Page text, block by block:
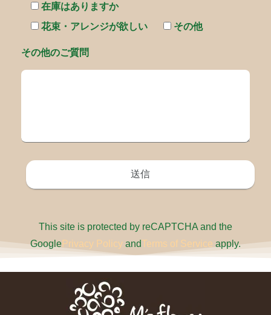
在庫はありますか
花束・アレンジが欲しい
その他
その他のご質問
This site is protected by reCAPTCHA and the
GooglePrivacy Policy andTerms of Service apply.